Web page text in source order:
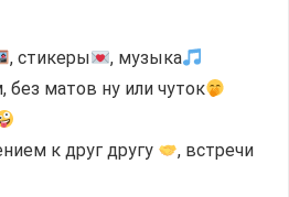
, стикеры
, музыка
без матов ну или чуток
к друг другу
, встречи